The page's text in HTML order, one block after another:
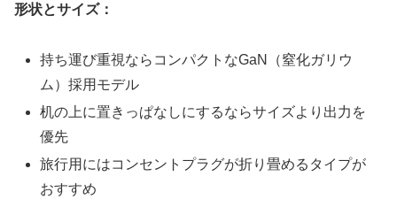
形状とサイズ：
持ち運び重視ならコンパクトなGaN（窒化ガリウ
ム）採用モデル
机の上に置きっぱなしにするならサイズより出力を
優先
旅行用にはコンセントプラグが折り畳めるタイプが
おすすめ